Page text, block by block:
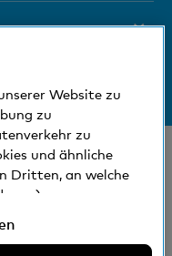
Website zu
zu
zu
und ähnliche
Dritten, an welche
von